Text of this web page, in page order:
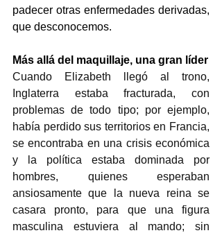
padecer otras enfermedades derivadas,
que desconocemos.
Más allá del maquillaje, una gran líder
Cuando Elizabeth llegó al trono,
Inglaterra estaba fracturada, con
problemas de todo tipo; por ejemplo,
había perdido sus territorios en Francia,
se encontraba en una crisis económica
y la política estaba dominada por
hombres, quienes esperaban
ansiosamente que la nueva reina se
casara pronto, para que una figura
masculina estuviera al mando; sin